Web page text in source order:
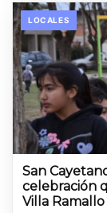
LOCALES
San
celebración
Villa Ramallo